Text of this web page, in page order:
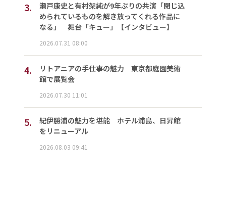
3.
瀬戸康史と有村架純が9年ぶりの共演「閉じ込
められているものを解き放ってくれる作品に
なる」 舞台「キュー」【インタビュー】
2026.07.31 08:00
4.
リトアニアの手仕事の魅力 東京都庭園美術
館で展覧会
2026.07.30 11:01
5.
紀伊勝浦の魅力を堪能 ホテル浦島、日昇館
をリニューアル
2026.08.03 09:41